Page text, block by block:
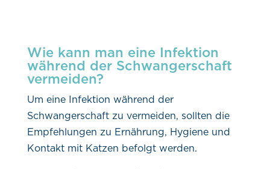
Wie kann man eine Infektion
während der Schwangerschaft
vermeiden?
Um eine Infektion während der
Schwangerschaft zu vermeiden, sollten die
Empfehlungen zu Ernährung, Hygiene und
Kontakt mit Katzen befolgt werden.